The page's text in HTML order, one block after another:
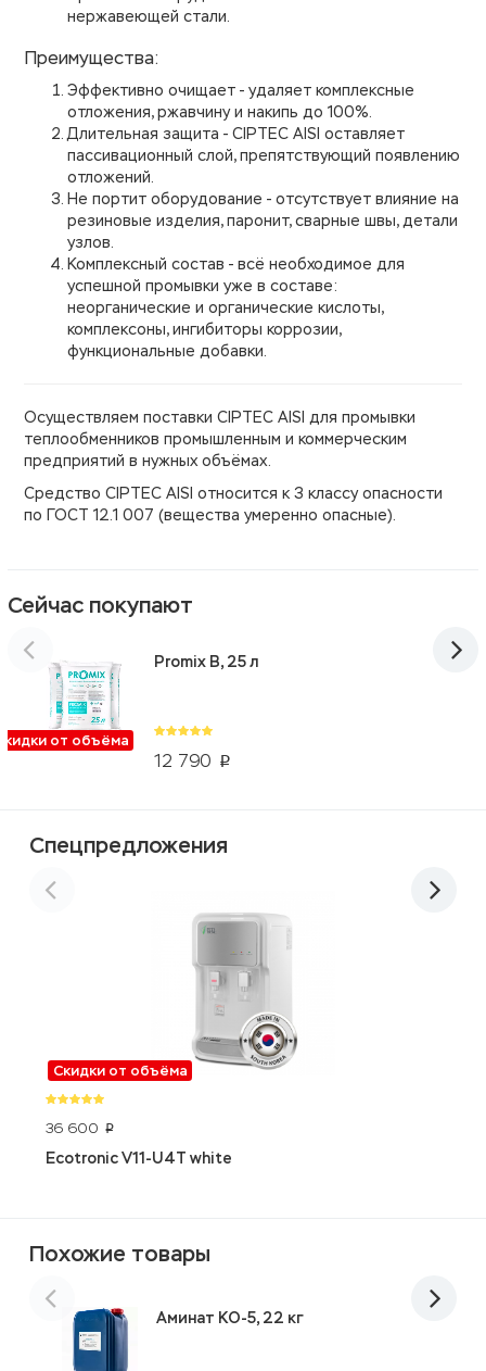
нержавеющей стали.
Преимущества:
Эффективно очищает - удаляет комплексные
отложения, ржавчину и накипь до 100%.
Длительная защита - CIPTEC AISI оставляет
пассивационный слой, препятствующий появлению
отложений.
Не портит оборудование - отсутствует влияние на
резиновые изделия, паронит, сварные швы, детали
узлов.
Комплексный состав - всё необходимое для
успешной промывки уже в составе:
неорганические и органические кислоты,
комплексоны, ингибиторы коррозии,
функциональные добавки.
Осуществляем поставки CIPTEC AISI для промывки
теплообменников промышленным и коммерческим
предприятий в нужных объёмах.
Средство CIPTEC AISI относится к 3 классу опасности
по ГОСТ 12.1 007 (вещества умеренно опасные).
Сейчас покупают
от объёма
12 790 p
Promix B, 25 л
Спецпредложения
Скидки от объёма
36 600 p
Ecotronic V11-U4T white
Похожие товары
Аминат КО-5, 22 кг